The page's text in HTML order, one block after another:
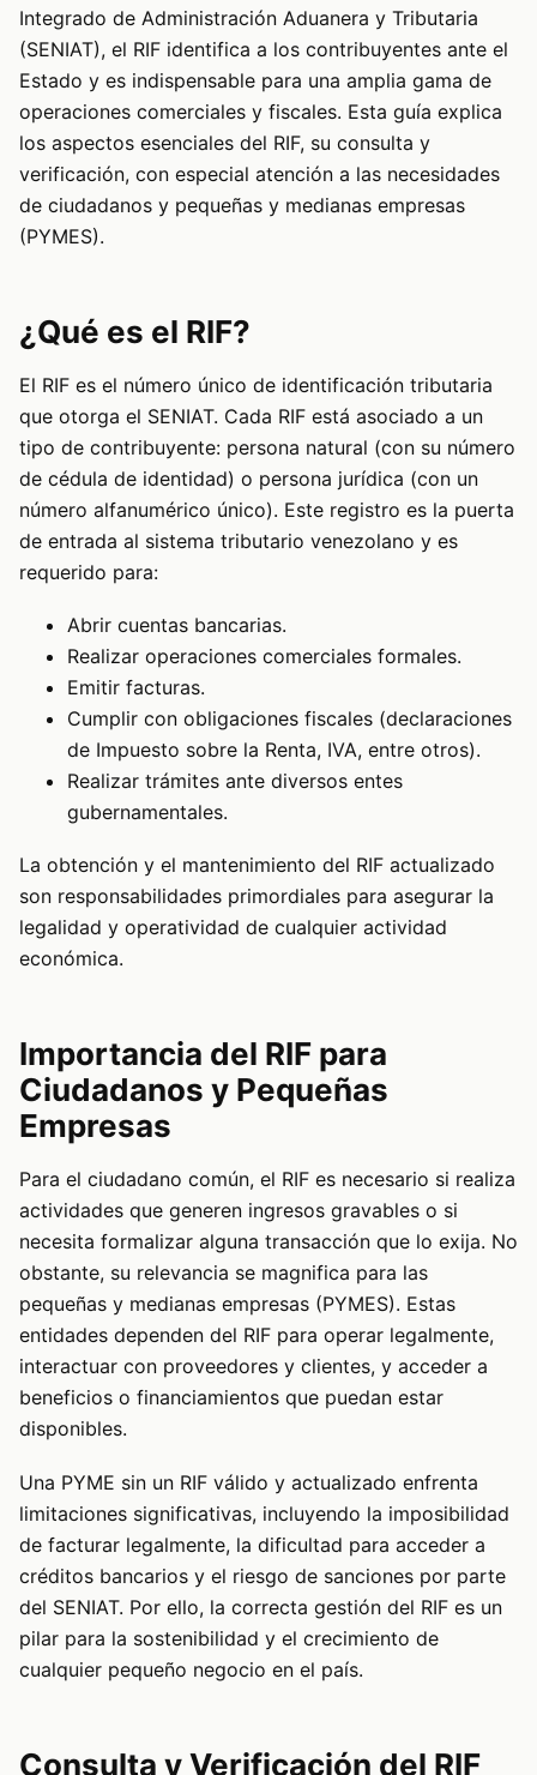
Integrado de Administración Aduanera y Tributaria
(SENIAT), el RIF identifica a los contribuyentes ante el
Estado y es indispensable para una amplia gama de
operaciones comerciales y fiscales. Esta guía explica
los aspectos esenciales del RIF, su consulta y
verificación, con especial atención a las necesidades
de ciudadanos y pequeñas y medianas empresas
(PYMES).
¿Qué es el RIF?
El RIF es el número único de identificación tributaria
que otorga el SENIAT. Cada RIF está asociado a un
tipo de contribuyente: persona natural (con su número
de cédula de identidad) o persona jurídica (con un
número alfanumérico único). Este registro es la puerta
de entrada al sistema tributario venezolano y es
requerido para:
Abrir cuentas bancarias.
Realizar operaciones comerciales formales.
Emitir facturas.
Cumplir con obligaciones fiscales (declaraciones
de Impuesto sobre la Renta, IVA, entre otros).
Realizar trámites ante diversos entes
gubernamentales.
La obtención y el mantenimiento del RIF actualizado
son responsabilidades primordiales para asegurar la
legalidad y operatividad de cualquier actividad
económica.
Importancia del RIF para
Ciudadanos y Pequeñas
Empresas
Para el ciudadano común, el RIF es necesario si realiza
actividades que generen ingresos gravables o si
necesita formalizar alguna transacción que lo exija. No
obstante, su relevancia se magnifica para las
pequeñas y medianas empresas (PYMES). Estas
entidades dependen del RIF para operar legalmente,
interactuar con proveedores y clientes, y acceder a
beneficios o financiamientos que puedan estar
disponibles.
Una PYME sin un RIF válido y actualizado enfrenta
limitaciones significativas, incluyendo la imposibilidad
de facturar legalmente, la dificultad para acceder a
créditos bancarios y el riesgo de sanciones por parte
del SENIAT. Por ello, la correcta gestión del RIF es un
pilar para la sostenibilidad y el crecimiento de
cualquier pequeño negocio en el país.
Consulta y Verificación del RIF